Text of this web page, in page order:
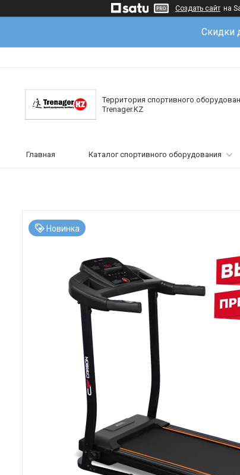
Создать сайт на
Скидки
Территория спортивного
Trenager.KZ
Главная Каталог спортивного оборудования
Новинка